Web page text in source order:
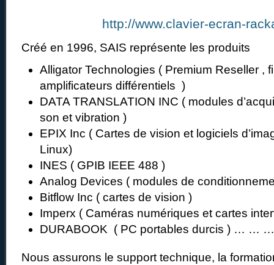
http://www.clavier-ecran-
Créé en 1996, SAIS représente les produits
Alligator Technologies ( Premium Reseller ,
amplificateurs différentiels )
DATA TRANSLATION INC ( modules
son et vibration )
EPIX Inc ( Cartes de vision et logiciels
Linux)
INES ( GPIB IEEE 488 )
Analog Devices ( modules de
Bitflow Inc ( cartes de vision )
Imperx ( Caméras numériques et cartes
DURABOOK ( PC portables durcis ) … … …
Nous assurons le support technique, la